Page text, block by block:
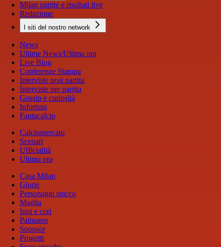
Milan partite e risultati live
Redazione
I siti del nostro network
News
Ultime News/Ultima ora
Live Blog
Conferenze Stampa
Interviste post partita
Interviste pre partita
Gossip e curiosità
Infortuni
Fantacalcio
Calciomercato
Scenari
Ufficialità
Ultima ora
Casa Milan
Glorie
Personaggi spicco
Maglia
Inni e cori
Palmares
Sponsor
Progetti